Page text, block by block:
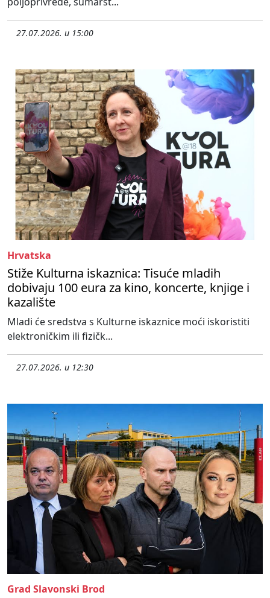
27.07.2026. u 15:00
Hrvatska
Stiže Kulturna iskaznica: Tisuće mladih
dobivaju 100 eura za kino, koncerte, knjige i
kazalište
Mladi će sredstva s Kulturne iskaznice moći iskoristiti
elektroničkim ili fizičk...
27.07.2026. u 12:30
Grad Slavonski Brod